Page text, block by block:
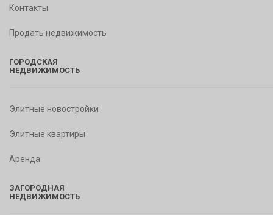
Контакты
Продать недвижимость
ГОРОДСКАЯ
НЕДВИЖИМОСТЬ
Элитные новостройки
Элитные квартиры
Аренда
ЗАГОРОДНАЯ
НЕДВИЖИМОСТЬ